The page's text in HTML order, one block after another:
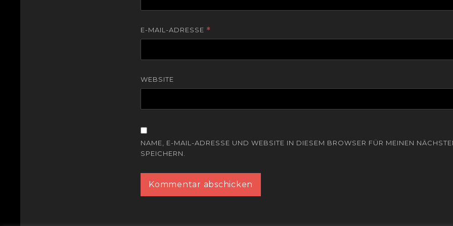
E-MAIL-ADRESSE *
WEBSITE
NAME, E-MAIL-ADRESSE UND WEBSITE IN DIESEM BROWSER FÜR MEINEN
SPEICHERN.